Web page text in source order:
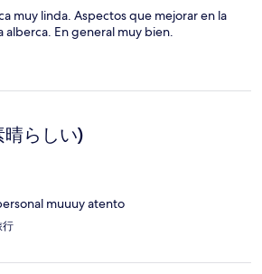
muy linda. Aspectos que mejorar en la
alberca. En general muy bien.
晴らしい)
muuuy atento
行